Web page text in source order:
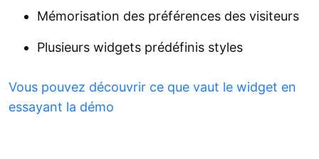
Mémorisation des préférences des visiteurs
Plusieurs widgets prédéfinis styles
Vous pouvez découvrir ce que vaut le widget en
essayant la démo